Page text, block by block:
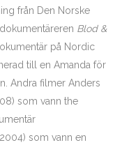
från Den Norske
Blod &
på Nordic
till en Amanda för
Andra filmer Anders
som vann the
som vann en